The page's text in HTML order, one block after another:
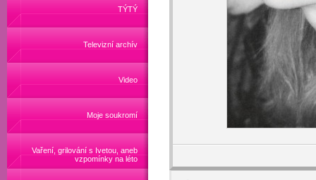
TÝTÝ
Televizní archív
Video
Moje soukromí
Vaření, grilování s Ivetou, aneb
vzpomínky na léto